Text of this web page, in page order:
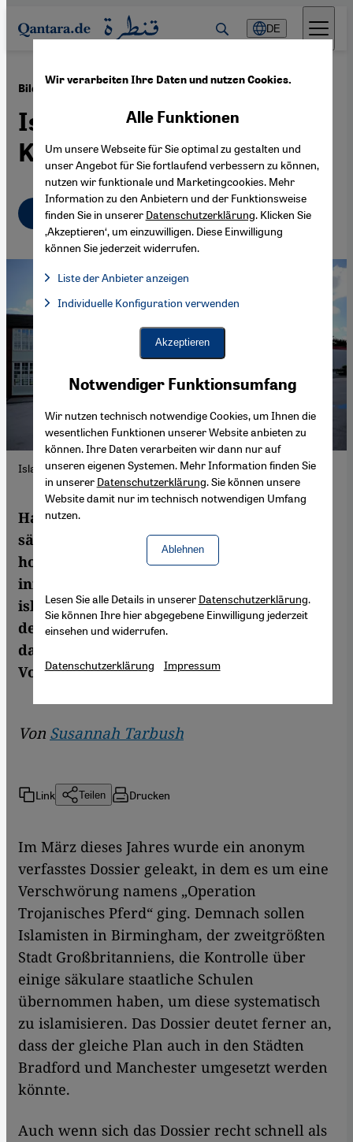
Direkt zum Inhalt springen
DE
Bildungsskandal in Großbritannien ·10.07.2014
Islamisten im
Klassenzimmer?
Deutsch English
Islamisten im Klassenzimmer?
Haben Islamisten in Großbritannien
säkulare staatliche Schulen mit einem
hohen Anteil von muslimischen Schülern
infiltriert, um diese zu kontrollieren und zu
islamisieren? Diese Frage steht im Zentrum
des Skandals namens „Trojanisches Pferd“,
das jüngst Großbritannien erschüttert hat.
Von Susannah Tarbush
Von Susannah Tarbush
Link Teilen Drucken
Im März dieses Jahres wurde ein anonym
verfasstes Dossier geleakt, in dem es um eine
Verschwörung namens „Operation
Trojanisches Pferd“ ging. Demnach sollen
Islamisten in Birmingham, der zweitgrößten
Stadt Großbritanniens, die Kontrolle über
einige säkulare staatliche Schulen
übernommen haben, um diese systematisch
zu islamisieren. Das Dossier deutet ferner an,
dass der gleiche Plan auch in den Städten
Bradford und Manchester umgesetzt werden
könnte.
Auch wenn sich das Dossier recht schnell als
Wir verarbeiten Ihre Daten und nutzen Cookies.
Notwendiger Funktionsumfang
Wir nutzen technisch notwendige Cookies, um Ihnen die
wesentlichen Funktionen unserer Website anbieten zu
können. Ihre Daten verarbeiten wir dann nur auf
unseren eigenen Systemen. Mehr Information finden Sie
in unserer Datenschutzerklärung. Sie können unsere
Website damit nur im technisch notwendigen Umfang
nutzen.
Ablehnen
Alle Funktionen
Um unsere Webseite für Sie optimal zu gestalten und
unser Angebot für Sie fortlaufend verbessern zu können,
nutzen wir funktionale und Marketingcookies. Mehr
Information zu den Anbietern und der Funktionsweise
finden Sie in unserer Datenschutzerklärung. Klicken Sie
‚Akzeptieren‘, um einzuwilligen. Diese Einwilligung
können Sie jederzeit widerrufen.
Liste der Anbieter anzeigen
Facebook Embed / Facebook Connect, Google Maps Embed,
Facebook Embed / Facebook Connect
Google Maps Embed
Individuelle Konfiguration verwenden
Akzeptieren
Lesen Sie alle Details in unserer Datenschutzerklärung.
Sie können Ihre hier abgegebene Einwilligung jederzeit
einsehen und widerrufen.
Datenschutzerklärung Impressum